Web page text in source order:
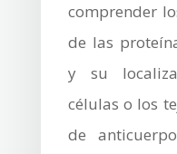
comprender
de las
y su
células o los
de